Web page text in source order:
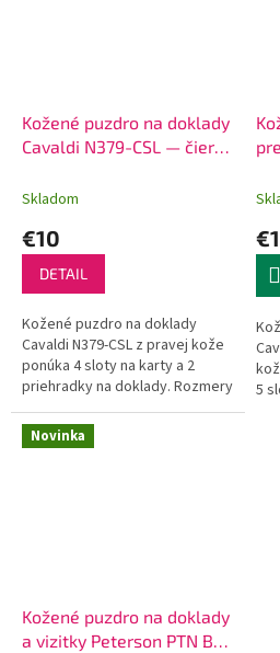
Kožené puzdro na doklady
Cavaldi N379-CSL — čierna
Skladom
€10
DETAIL
Kožené puzdro na doklady
Cavaldi N379-CSL z pravej kože
ponúka 4 sloty na karty a 2
priehradky na doklady. Rozmery
10×12×2 cm, 2 roky záruka. Cena
10 €.
5
Novinka
Kožené puzdro na doklady
a vizitky Peterson PTN BP-